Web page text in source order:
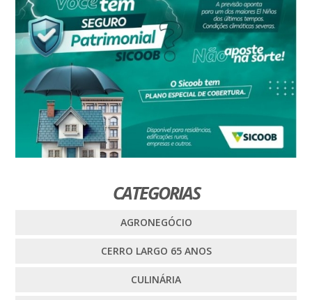
CATEGORIAS
AGRONEGÓCIO
CERRO LARGO 65 ANOS
CULINÁRIA